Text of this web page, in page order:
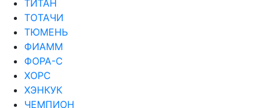
ТИТАН
ТОТАЧИ
ТЮМЕНЬ
ФИАММ
ФОРА-С
ХОРС
ХЭНКУК
ЧЕМПИОН